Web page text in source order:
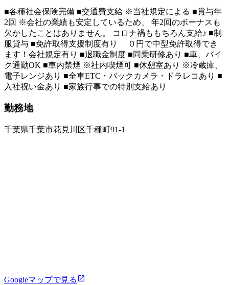
■各種社会保険完備 ■交通費支給 ※当社規定による ■賞与年
2回 ※会社の業績も安定しているため、 年2回のボーナスも
欠かしたことはありません。 コロナ禍ももちろん支給♪ ■制
服貸与 ■免許取得支援制度有り ０円で中型免許取得でき
ます！会社規定有り ■退職金制度 ■同乗研修あり ■車、バイ
ク通勤OK ■車内禁煙 ※社内喫煙可 ■休憩室あり ※冷蔵庫、
電子レンジあり ■全車ETC・バックカメラ・ドラレコあり ■
入社祝い金あり ■家族行事での特別支給あり
勤務地
千葉県千葉市花見川区千種町91-1
Googleマップで見る